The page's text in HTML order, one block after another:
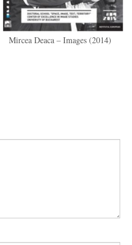
Mircea Deaca – Images (2014)